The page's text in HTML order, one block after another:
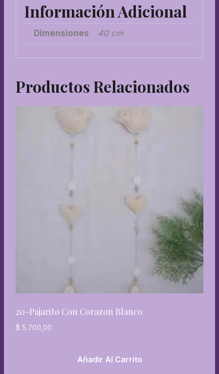
Información Adicional
Dimensiones 40 cm
Productos Relacionados
20-Pajarito Con Corazon Blanco
$ 5.700,00
Añadir Al Carrito